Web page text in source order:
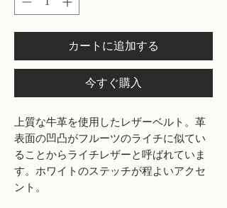
カートに追加する
今すぐ購入
上質な牛革を使用したレザーベルト。革
表面の凹凸がフルーツのライチに似てい
ることからライチレザーと呼ばれていま
す。ホワイトのステッチが程よいアクセ
ント。